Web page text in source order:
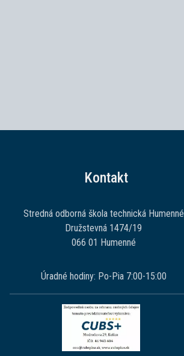
Kontakt
Stredná odborná škola technická Humenné
Družstevná 1474/19
066 01 Humenné
Úradné hodiny: Po-Pia 7:00-15:00